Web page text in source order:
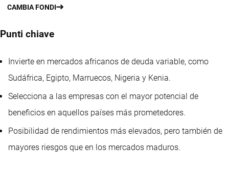
CAMBIA FONDI
Punti chiave
Invierte en mercados africanos de deuda variable, como
Sudáfrica, Egipto, Marruecos, Nigeria y Kenia.
Selecciona a las empresas con el mayor potencial de
beneficios en aquellos países más prometedores.
Posibilidad de rendimientos más elevados, pero también de
mayores riesgos que en los mercados maduros.